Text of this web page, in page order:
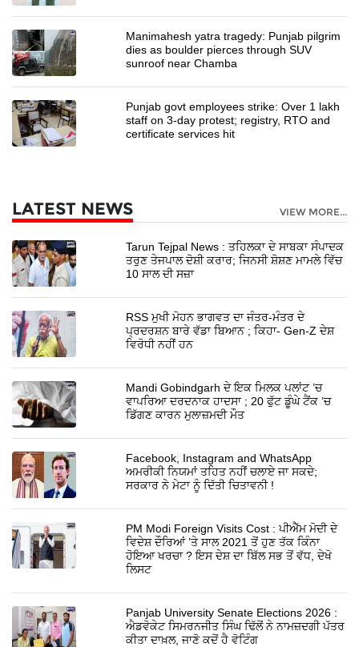
Manimahesh yatra tragedy: Punjab pilgrim
dies as boulder pierces through SUV
sunroof near Chamba
Punjab govt employees strike: Over 1 lakh
staff on 3-day protest; registry, RTO and
certificate services hit
LATEST NEWS VIEW MORE...
Tarun Tejpal News : ਤਹਿਲਕਾ ਦੇ ਸਾਬਕਾ ਸੰਪਾਦਕ
ਤਰੁਣ ਤੇਜਪਾਲ ਦੋਸ਼ੀ ਕਰਾਰ; ਜਿਨਸੀ ਸ਼ੋਸ਼ਣ ਮਾਮਲੇ ਵਿੱਚ
10 ਸਾਲ ਦੀ ਸਜ਼ਾ
RSS ਮੁਖੀ ਮੋਹਨ ਭਾਗਵਤ ਦਾ ਜੰਤਰ-ਮੰਤਰ ਦੇ
ਪ੍ਰਦਰਸ਼ਨ ਬਾਰੇ ਵੱਡਾ ਬਿਆਨ ; ਕਿਹਾ- Gen-Z ਦੇਸ਼
ਵਿਰੋਧੀ ਨਹੀਂ ਹਨ
Mandi Gobindgarh ਦੇ ਇਕ ਮਿਲਕ ਪਲਾਂਟ ’ਚ
ਵਾਪਰਿਆ ਦਰਦਨਾਕ ਹਾਦਸਾ ; 20 ਫੁੱਟ ਡੂੰਘੇ ਟੈਂਕ ’ਚ
ਡਿੱਗਣ ਕਾਰਨ ਮੁਲਾਜ਼ਮਦੀ ਮੌਤ
Facebook, Instagram and WhatsApp
ਅਮਰੀਕੀ ਨਿਯਮਾਂ ਤਹਿਤ ਨਹੀਂ ਚਲਾਏ ਜਾ ਸਕਦੇ;
ਸਰਕਾਰ ਨੇ ਮੇਟਾ ਨੂੰ ਦਿੱਤੀ ਚਿਤਾਵਨੀ !
PM Modi Foreign Visits Cost : ਪੀਐੱਮ ਮੋਦੀ ਦੇ
ਵਿਦੇਸ਼ ਦੌਰਿਆਂ ’ਤੇ ਸਾਲ 2021 ਤੋਂ ਹੁਣ ਤੱਕ ਕਿੰਨਾ
ਹੋਇਆ ਖਰਚਾ ? ਇਸ ਦੇਸ਼ ਦਾ ਬਿੱਲ ਸਭ ਤੋਂ ਵੱਧ, ਦੇਖੋ
ਲਿਸਟ
Panjab University Senate Elections 2026 :
ਐਡਵੋਕੇਟ ਸਿਮਰਨਜੀਤ ਸਿੰਘ ਢਿੱਲੋਂ ਨੇ ਨਾਮਜ਼ਦਗੀ ਪੱਤਰ
ਕੀਤਾ ਦਾਖ਼ਲ, ਜਾਣੋ ਕਦੋਂ ਹੈ ਵੋਟਿੰਗ